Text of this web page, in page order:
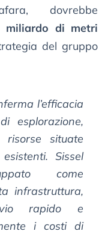
dovrebbe
miliardo di metri
del gruppo
l’efficacia
esplorazione,
situate
Sissel
come
infrastruttura,
rapido e
i costi di